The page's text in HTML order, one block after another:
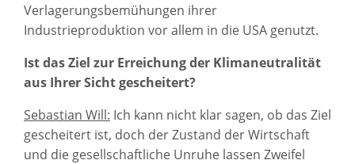
Verlagerungsbemühungen ihrer
Industrieproduktion vor allem in die USA genutzt.
Ist das Ziel zur Erreichung der Klimaneutralität
aus Ihrer Sicht gescheitert?
Sebastian Will: Ich kann nicht klar sagen, ob das Ziel
gescheitert ist, doch der Zustand der Wirtschaft
und die gesellschaftliche Unruhe lassen Zweifel